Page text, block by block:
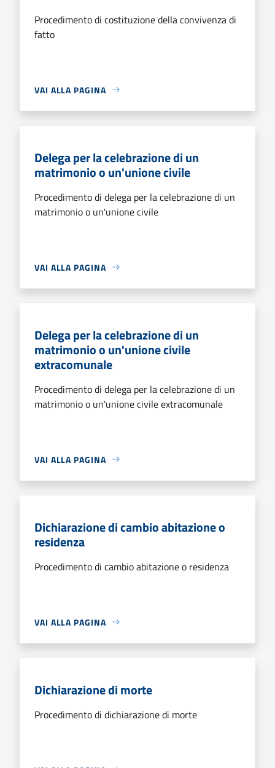
Procedimento di costituzione della convivenza di
fatto
VAI ALLA PAGINA
Delega per la celebrazione di un
matrimonio o un'unione civile
Procedimento di delega per la celebrazione di un
matrimonio o un'unione civile
VAI ALLA PAGINA
Delega per la celebrazione di un
matrimonio o un'unione civile
extracomunale
Procedimento di delega per la celebrazione di un
matrimonio o un'unione civile extracomunale
VAI ALLA PAGINA
Dichiarazione di cambio abitazione o
residenza
Procedimento di cambio abitazione o residenza
VAI ALLA PAGINA
Dichiarazione di morte
Procedimento di dichiarazione di morte